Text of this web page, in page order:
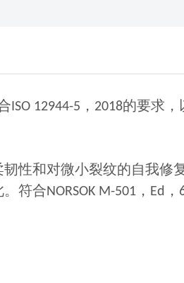
ISO 12944-5 ， 2018的要求，
性和对微小裂纹的自我修
。符合NORSOK M-501 ， Ed ，